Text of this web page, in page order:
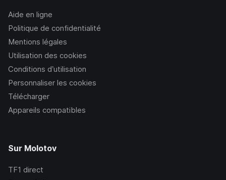
Aide en ligne
Politique de confidentialité
Mentions légales
Utilisation des cookies
Conditions d’utilisation
Personnaliser les cookies
Télécharger
Appareils compatibles
Sur Molotov
TF1 direct